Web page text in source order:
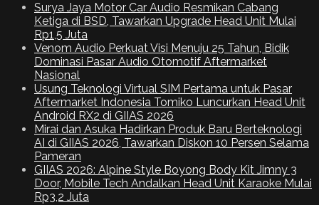
Surya Jaya Motor Car Audio Resmikan Cabang
Ketiga di BSD, Tawarkan Upgrade Head Unit Mulai
Rp1,5 Juta
Venom Audio Perkuat Visi Menuju 25 Tahun, Bidik
Dominasi Pasar Audio Otomotif Aftermarket
Nasional
Usung Teknologi Virtual SIM Pertama untuk Pasar
Aftermarket Indonesia Tomiko Luncurkan Head Unit
Android RX2 di GIIAS 2026
Mirai dan Asuka Hadirkan Produk Baru Berteknologi
AI di GIIAS 2026, Tawarkan Diskon 10 Persen Selama
Pameran
GIIAS 2026: Alpine Style Boyong Body Kit Jimny 3
Door, Mobile Tech Andalkan Head Unit Karaoke Mulai
Rp3,2 Juta